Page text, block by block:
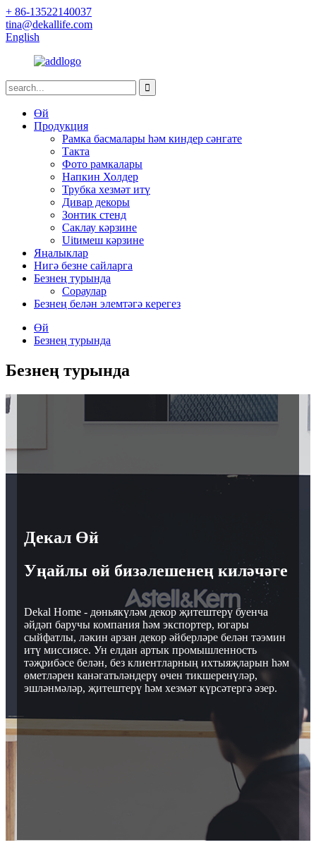
+ 86-13522140037
tina@dekallife.com
English
Өй
Продукция
Рамка басмалары һәм киндер сәнгате
Такта
Фото рамкалары
Напкин Холдер
Трубка хезмәт итү
Дивар декоры
Зонтик стенд
Саклау кәрзине
Uitимеш кәрзине
Яңалыклар
Нигә безне сайларга
Безнең турында
Сораулар
Безнең белән элемтәгә керегез
Өй
Безнең турында
Безнең турында
Декал Өй
Уңайлы өй бизәлешенең киләчәге
Dekal Home - дөньякүләм декор җитештерү буенча
әйдәп баручы компания һәм экспортер, югары
сыйфатлы, ләкин арзан декор әйберләре белән тәэмин
итү миссиясе. Ун елдан артык промышленность
тәҗрибәсе белән, без клиентларның ихтыяҗларын һәм
өметләрен канәгатьләндерү өчен тикшеренүләр,
эшләнмәләр, җитештерү һәм хезмәт күрсәтергә әзер.